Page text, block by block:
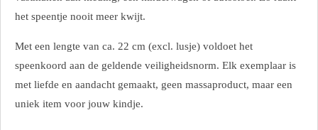
het speentje nooit meer kwijt.
Met een lengte van ca. 22 cm (excl. lusje) voldoet het
speenkoord aan de geldende veiligheidsnorm. Elk exemplaar is
met liefde en aandacht gemaakt, geen massaproduct, maar een
uniek item voor jouw kindje.